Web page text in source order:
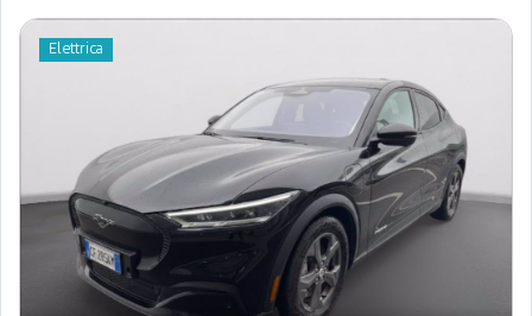
Elettrica